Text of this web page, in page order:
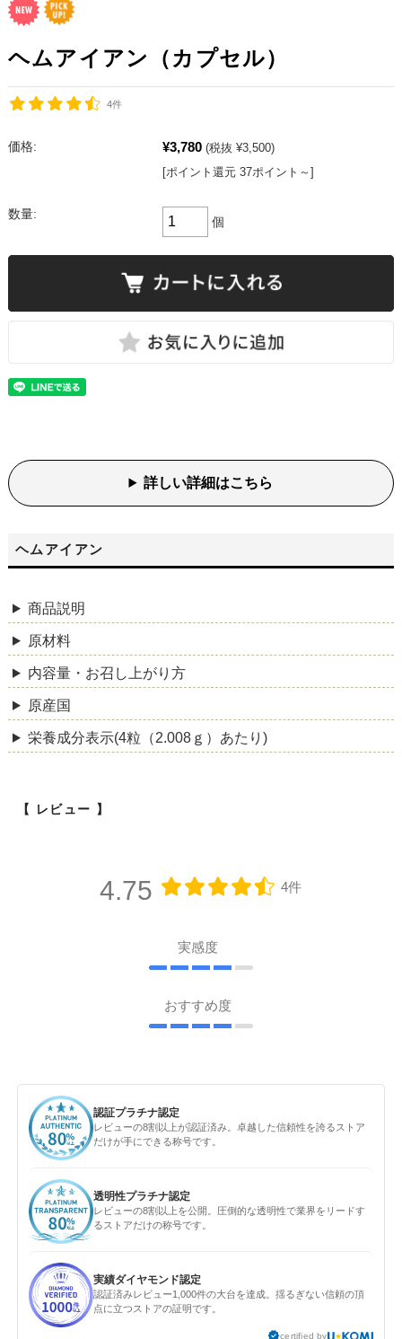
ヘムアイアン（カプセル）
4件
価格: ¥3,780 (税抜 ¥3,500)
[ポイント還元 37ポイント～]
数量:
個
詳しい詳細はこちら
ヘムアイアン
商品説明
原材料
内容量・お召し上がり方
原産国
栄養成分表示(4粒（2.008ｇ）あたり)
レビュー
4.75 4件
実感度
おすすめ度
認証プラチナ認定
レビューの8割以上が認証済み。卓越した信頼性を誇るストア
だけが手にできる称号です。
透明性プラチナ認定
レビューの8割以上を公開。圧倒的な透明性で業界をリードす
るストアだけの称号です。
実績ダイヤモンド認定
認証済みレビュー1,000件の大台を達成。揺るぎない信頼の頂
点に立つストアの証明です。
certified by